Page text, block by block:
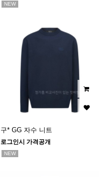
NEW
구* GG 자수 니트
로그인시 가격공개
NEW